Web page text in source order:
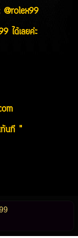
ได้เลยค่ะ
ทันที "